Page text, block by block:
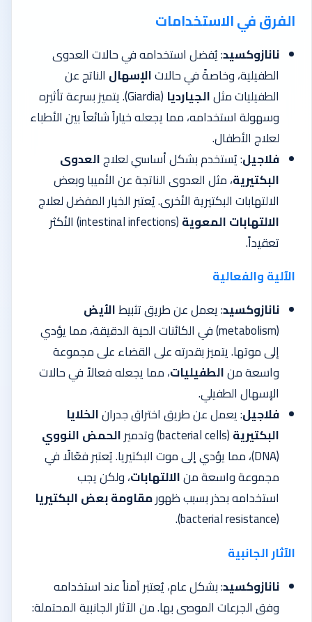
الفرق في الاستخدامات
نانازوكسيد: يُفضل استخدامه في حالات العدوى
الطفيلية، وخاصةً في حالاتالإسهال الناتج عن
الطفيليات مثلالجيارديا
(Giardia). يتميز بسرعة تأثيره
وسهولة استخدامه، مما يجعله خياراً شائعاً بين الأطباء
لعلاج الأطفال.
فلاجيل: يُستخدم بشكل أساسي لعلاجالعدوى
البكتيرية، مثل العدوى الناتجة عن الأميبا وبعض
الالتهابات البكتيرية الأخرى. يُعتبر الخيار المفضل لعلاج
الالتهابات المعوية
(intestinal infections) الأكثر
تعقيداً.
الآلية والفعالية
نانازوكسيد: يعمل عن طريق تثبيطالأيض
(metabolism) في الكائنات الحية الدقيقة، مما يؤدي
إلى موتها. يتميز بقدرته على القضاء على مجموعة
واسعة منالطفيليات، مما يجعله فعالاً في حالات
الإسهال الطفيلي.
فلاجيل: يعمل عن طريق اختراق جدرانالخلايا
البكتيرية(bacterial cells) وتدمير
الحمض النووي
(DNA)، مما يؤدي إلى موت البكتيريا. يُعتبر فعّالًا في
مجموعة واسعة منالالتهابات، ولكن يجب
استخدامه بحذر بسبب ظهورمقاومة بعض البكتيريا
(bacterial resistance).
الآثار الجانبية
نانازوكسيد: بشكل عام، يُعتبر آمناً عند استخدامه
وفق الجرعات الموصى بها. من الآثار الجانبية المحتملة: